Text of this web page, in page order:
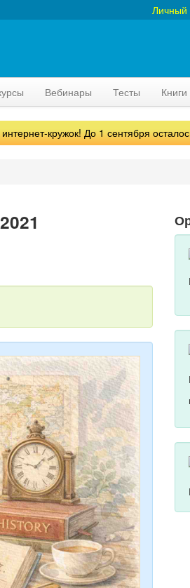
Личный
Вебинары Тесты Книги
кружок! До 1 сентября